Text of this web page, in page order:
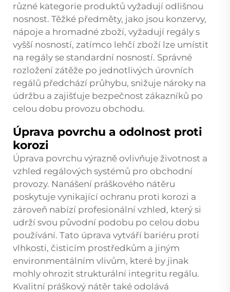
různé kategorie produktů vyžadují odlišnou
nosnost. Těžké předměty, jako jsou konzervy,
nápoje a hromadné zboží, vyžadují regály s
vyšší nosností, zatímco lehčí zboží lze umístit
na regály se standardní nosností. Správné
rozložení zátěže po jednotlivých úrovních
regálů předchází průhybu, snižuje nároky na
údržbu a zajišťuje bezpečnost zákazníků po
celou dobu provozu obchodu.
Úprava povrchu a odolnost proti
korozi
Úprava povrchu výrazně ovlivňuje životnost a
vzhled regálových systémů pro obchodní
provozy. Nanášení práškového nátěru
poskytuje vynikající ochranu proti korozi a
zároveň nabízí profesionální vzhled, který si
udrží svou původní podobu po celou dobu
používání. Tato úprava vytváří bariéru proti
vlhkosti, čisticím prostředkům a jiným
environmentálním vlivům, které by jinak
mohly ohrozit strukturální integritu regálu.
Kvalitní práškový nátěr také odolává